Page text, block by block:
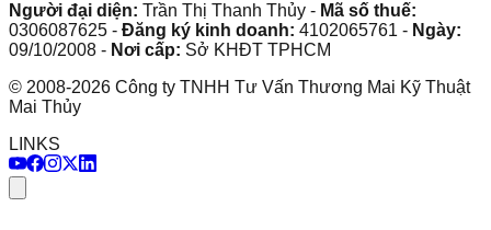
Người đại diện: Trần Thị Thanh Thủy - Mã số thuế:
0306087625 - Đăng ký kinh doanh: 4102065761 - Ngày:
09/10/2008 - Nơi cấp: Sở KHĐT TPHCM
© 2008-2026 Công ty TNHH Tư Vấn Thương Mai Kỹ Thuật
Mai Thủy
LINKS